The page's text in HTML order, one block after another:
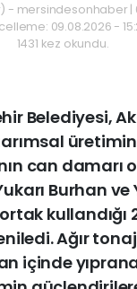
mersindesonhaber |
09.08.2026 -
1431 kez okundu.
Belediyesi,
can damarı
Burhan
kullandığı
Ağır
içinde